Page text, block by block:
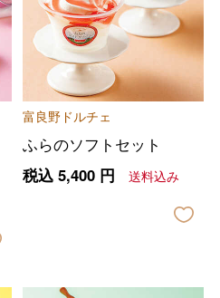
富良野ドルチェ
ふらのソフトセット
税込 5,400円 送料込み